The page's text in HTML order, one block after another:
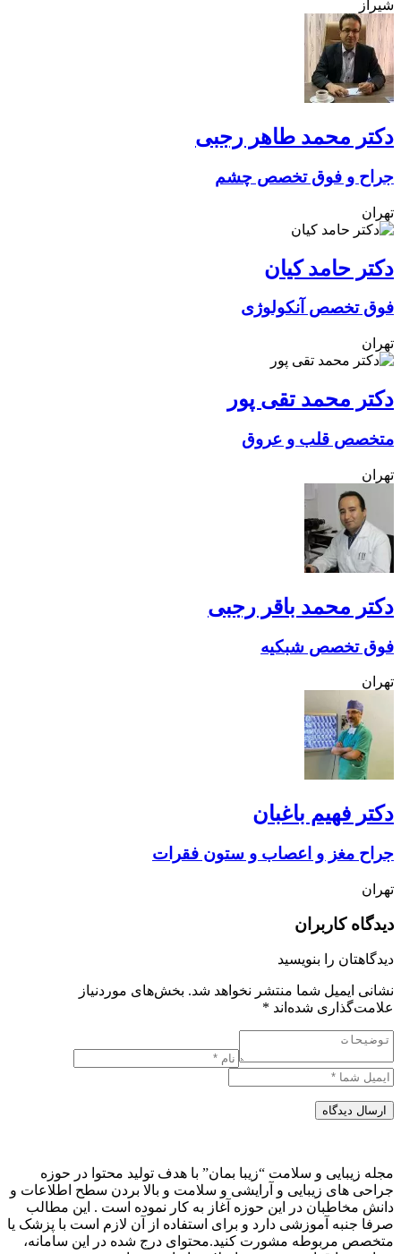
شیراز
دکتر محمد طاهر رجبی
جراح و فوق تخصص چشم
تهران
دکتر حامد کیان
فوق تخصص آنکولوژی
تهران
دکتر محمد تقی پور
متخصص قلب و عروق
تهران
دکتر محمد باقر رجبی
فوق تخصص شبکیه
تهران
دکتر فهیم باغبان
جراح مغز و اعصاب و ستون فقرات
تهران
دیدگاه کاربران
دیدگاهتان را بنویسید
نشانی ایمیل شما منتشر نخواهد شد. بخش‌های موردنیاز
علامت‌گذاری شده‌اند *
ارسال دیدگاه
مجله زیبایی و سلامت “زیبا بمان” با هدف تولید محتوا در حوزه
جراحی های زیبایی و آرایشی و سلامت و بالا بردن سطح اطلاعات و
دانش مخاطبان در این حوزه آغاز به کار نموده است . این مطالب
صرفا جنبه آموزشی دارد و برای استفاده از آن لازم است با پزشک یا
متخصص مربوطه مشورت کنید.محتوای درج شده در این سامانه،